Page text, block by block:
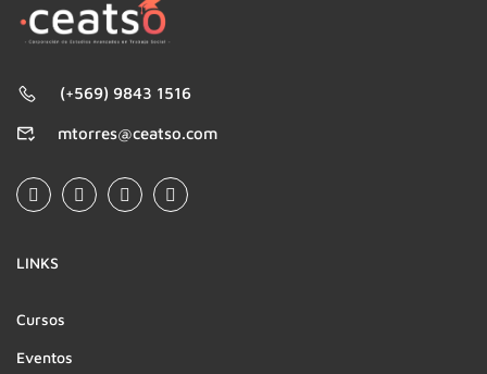
(+569) 9843 1516
mtorres@ceatso.com
LINKS
Cursos
Eventos